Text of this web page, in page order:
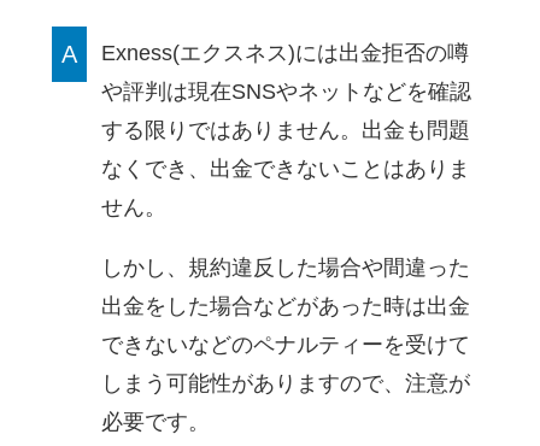
A
Exness(エクスネス)には出金拒否の噂
や評判は現在SNSやネットなどを確認
する限りではありません。出金も問題
なくでき、出金できないことはありま
せん。
しかし、規約違反した場合や間違った
出金をした場合などがあった時は出金
できないなどのペナルティーを受けて
しまう可能性がありますので、注意が
必要です。